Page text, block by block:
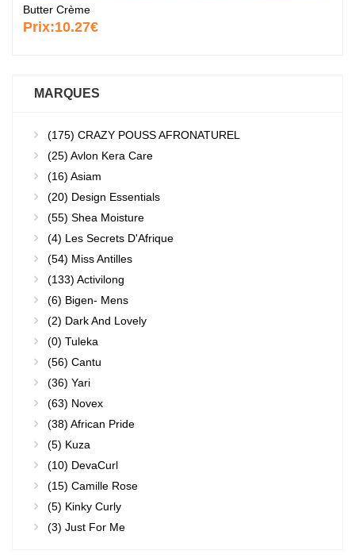
Butter Crème
Prix:10.27€
MARQUES
(175) CRAZY POUSS AFRONATUREL
(25) Avlon Kera Care
(16) Asiam
(20) Design Essentials
(55) Shea Moisture
(4) Les Secrets D'Afrique
(54) Miss Antilles
(133) Activilong
(6) Bigen- Mens
(2) Dark And Lovely
(0) Tuleka
(56) Cantu
(36) Yari
(63) Novex
(38) African Pride
(5) Kuza
(10) DevaCurl
(15) Camille Rose
(5) Kinky Curly
(3) Just For Me